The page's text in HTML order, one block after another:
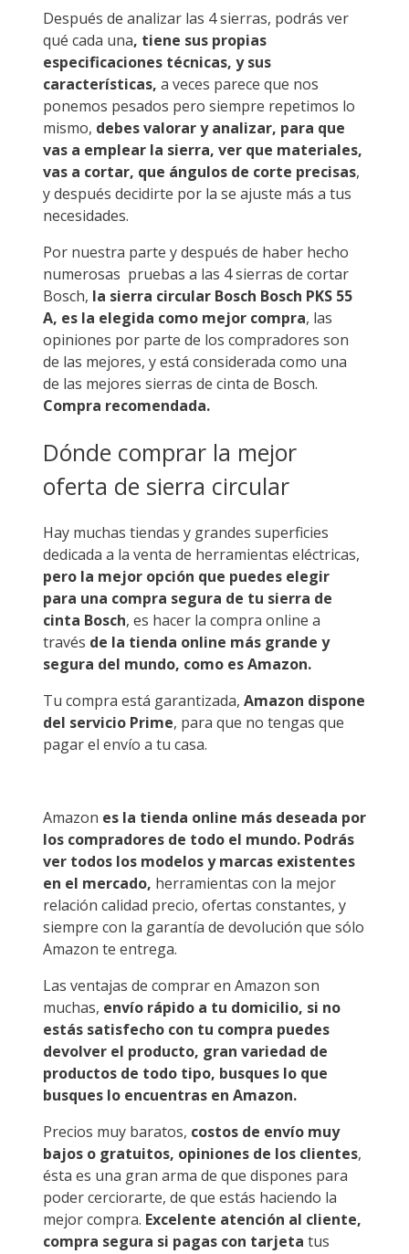
Después de analizar las 4 sierras, podrás ver
qué cada una, tiene sus propias
especificaciones técnicas, y sus
características, a veces parece que nos
ponemos pesados pero siempre repetimos lo
mismo, debes valorar y analizar, para que
vas a emplear la sierra, ver que materiales,
vas a cortar, que ángulos de corte precisas,
y después decidirte por la se ajuste más a tus
necesidades.
Por nuestra parte y después de haber hecho
numerosas pruebas a las 4 sierras de cortar
Bosch, la sierra circular Bosch Bosch PKS 55
A, es la elegida como mejor compra, las
opiniones por parte de los compradores son
de las mejores, y está considerada como una
de las mejores sierras de cinta de Bosch.
Compra recomendada.
Dónde comprar la mejor
oferta de sierra circular
Hay muchas tiendas y grandes superficies
dedicada a la venta de herramientas eléctricas,
pero la mejor opción que puedes elegir
para una compra segura de tu sierra de
cinta Bosch, es hacer la compra online a
través de la tienda online más grande y
segura del mundo, como es Amazon.
Tu compra está garantizada, Amazon dispone
del servicio Prime, para que no tengas que
pagar el envío a tu casa.
Amazon es la tienda online más deseada por
los compradores de todo el mundo. Podrás
ver todos los modelos y marcas existentes
en el mercado, herramientas con la mejor
relación calidad precio, ofertas constantes, y
siempre con la garantía de devolución que sólo
Amazon te entrega.
Las ventajas de comprar en Amazon son
muchas, envío rápido a tu domicilio, si no
estás satisfecho con tu compra puedes
devolver el producto, gran variedad de
productos de todo tipo, busques lo que
busques lo encuentras en Amazon.
Precios muy baratos, costos de envío muy
bajos o gratuitos, opiniones de los clientes,
ésta es una gran arma de que dispones para
poder cerciorarte, de que estás haciendo la
mejor compra. Excelente atención al cliente,
compra segura si pagas con tarjeta tus